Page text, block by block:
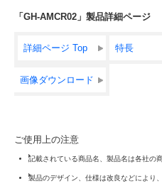
「GH-AMCR02」製品詳細ページ
詳細ページ Top 特長
画像ダウンロード
ご使用上の注意
記載されている商品名、製品名は各社の
製品のデザイン、仕様は改良などにより